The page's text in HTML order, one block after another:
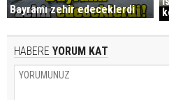
Bayramı zehir edeceklerdi
HABERE YORUM KAT